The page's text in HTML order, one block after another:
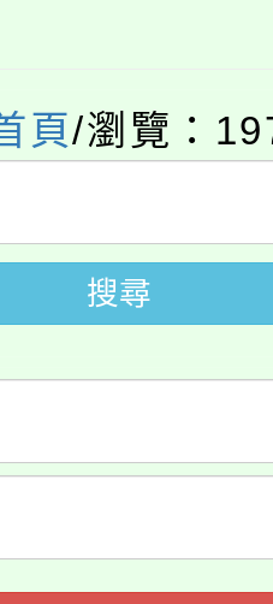
日，桃園電
市運動會8/
泳池舉行。
入戶享有免
中低收入戶
教育及科技
教案入校路
教育專業人
頁/瀏覽：
搜尋